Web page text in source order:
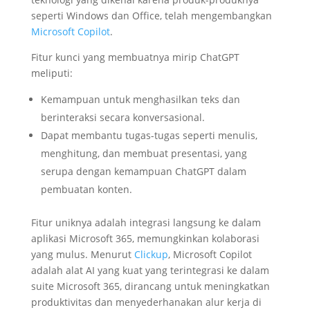
seperti Windows dan Office, telah mengembangkan
Microsoft Copilot.
Fitur kunci yang membuatnya mirip ChatGPT
meliputi:
Kemampuan untuk menghasilkan teks dan
berinteraksi secara konversasional.
Dapat membantu tugas-tugas seperti menulis,
menghitung, dan membuat presentasi, yang
serupa dengan kemampuan ChatGPT dalam
pembuatan konten.
Fitur uniknya adalah integrasi langsung ke dalam
aplikasi Microsoft 365, memungkinkan kolaborasi
yang mulus. Menurut Clickup, Microsoft Copilot
adalah alat AI yang kuat yang terintegrasi ke dalam
suite Microsoft 365, dirancang untuk meningkatkan
produktivitas dan menyederhanakan alur kerja di